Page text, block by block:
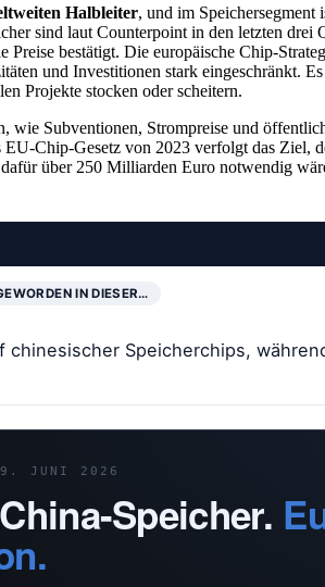
Halbleiter, und im
sind laut Counterpoint in den letzten drei
Preise bestätigt. Die europäische Chip-
und Investitionen stark eingeschränkt.
Projekte stocken oder scheitern.
wie Subventionen, Strompreise und
Chip-Gesetz von 2023 verfolgt das Ziel,
dafür über 250 Milliarden Euro notwendig
IN DIESER…
Speicherchips,
JUNI 2026
Speicher.